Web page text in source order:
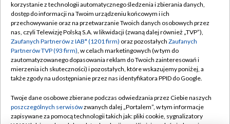
TVP
Abonament TVP
Emisja w TVP
Centrum informacji TVP
Naziemna Telewizja Cyfrowa
Rada Programowa
System NOS
Regulamin TVP
Polityka prywatności
Moje zgody
Pomoc
Kontakt
korzystanie z technologii automatycznego śledzenia i zbierania danych,
dostęp do informacji na Twoim urządzeniu końcowym i ich
przechowywanie oraz na przetwarzanie Twoich danych osobowych przez
nas, czyli Telewizję Polską S.A. w likwidacji (zwaną dalej również „TVP”),
Zaufanych Partnerów z IAB* (1201 firm) oraz pozostałych Zaufanych
Partnerów TVP (93 firm), w celach marketingowych (w tym do
zautomatyzowanego dopasowania reklam do Twoich zainteresowań i
mierzenia ich skuteczności) i pozostałych, które wskazujemy poniżej, a
także zgody na udostępnianie przez nas identyfikatora PPID do Google.
Twoje dane osobowe zbierane podczas odwiedzania przez Ciebie naszych
poszczególnych serwisówzwanych dalej „Portalem”, w tym informacje
zapisywane za pomocą technologii takich jak: pliki cookie, sygnalizatory